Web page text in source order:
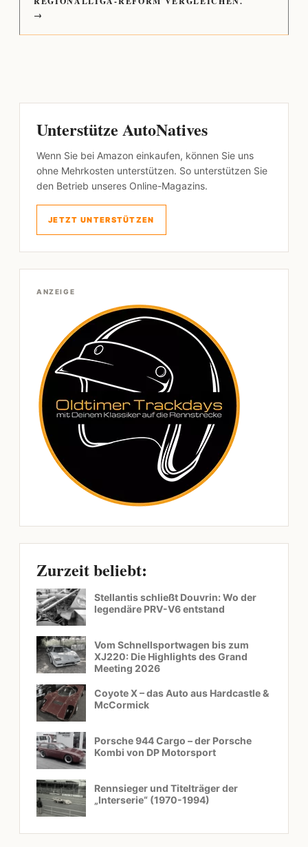
→
Unterstütze AutoNatives
Wenn Sie bei Amazon einkaufen, können Sie uns
ohne Mehrkosten unterstützen. So unterstützen Sie
den Betrieb unseres Online-Magazins.
JETZT UNTERSTÜTZEN
ANZEIGE
Zurzeit beliebt:
Stellantis schließt Douvrin: Wo der
legendäre PRV-V6 entstand
Vom Schnellsportwagen bis zum
XJ220: Die Highlights des Grand
Meeting 2026
Coyote X – das Auto aus Hardcastle &
McCormick
Porsche 944 Cargo – der Porsche
Kombi von DP Motorsport
Rennsieger und Titelträger der
„Interserie“ (1970-1994)